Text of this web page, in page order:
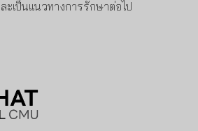
เป็นแนวทางการรักษาต่อไป